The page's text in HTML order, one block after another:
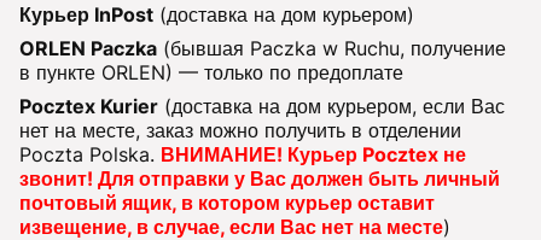
Курьер InPost (доставка на дом курьером)
ORLEN Paczka (бывшая Paczka w Ruchu, получение
в пункте ORLEN) — только по предоплате
Pocztex Kurier (доставка на дом курьером, если Вас
нет на месте, заказ можно получить в отделении
Poczta Polska. ВНИМАНИЕ! Курьер Pocztex не
звонит! Для отправки у Вас должен быть личный
почтовый ящик, в котором курьер оставит
извещение, в случае, если Вас нет на месте)